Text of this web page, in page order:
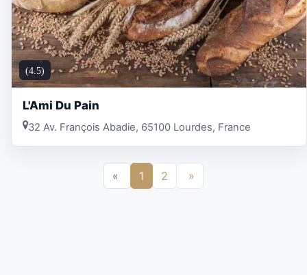
(4.5)
L'Ami Du Pain
32 Av. François Abadie, 65100 Lourdes, France
« 1 2 »